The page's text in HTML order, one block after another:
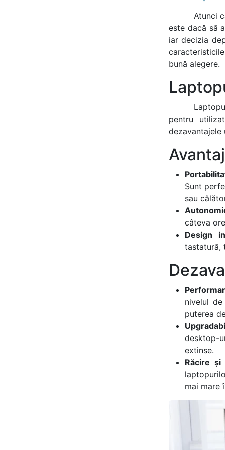
Atunci
este dacă să
iar decizia
bună alegere.
pentru
Sunt
sau
câteva
Design
tastatură,
nivelul
puterea
desktop-
extinse.
Răcire și
mai mare